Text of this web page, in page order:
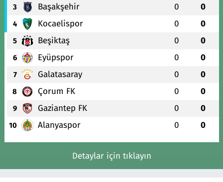
3 Başakşehir 0 0
4 Kocaelispor 0 0
5 Beşiktaş 0 0
6 Eyüpspor 0 0
7 Galatasaray 0 0
8 Çorum FK 0 0
9 Gaziantep FK 0 0
10 Alanyaspor 0 0
Detaylar için tıklayın